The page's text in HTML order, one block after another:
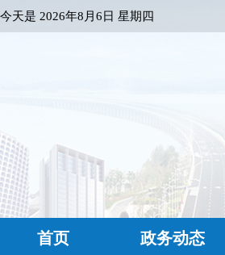
今天是 2026年8月6日 星期四
首页 政务动态